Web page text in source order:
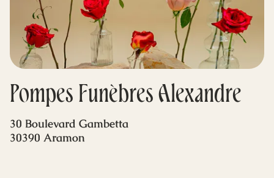
Livraison de fleurs
Blog
Pompes Funèbres Alexandre
30 Boulevard Gambetta
30390 Aramon